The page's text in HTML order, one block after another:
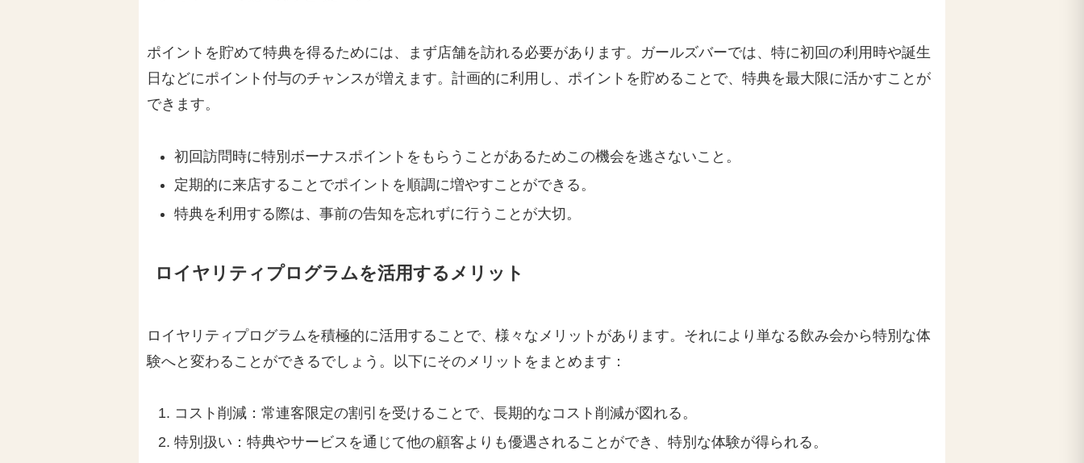
ポイントを貯めて特典を得るためには、まず店舗を訪れる必要があります。ガールズバーでは、特に初回の利用時や誕生
日などにポイント付与のチャンスが増えます。計画的に利用し、ポイントを貯めることで、特典を最大限に活かすことが
できます。
初回訪問時に特別ボーナスポイントをもらうことがあるためこの機会を逃さないこと。
定期的に来店することでポイントを順調に増やすことができる。
特典を利用する際は、事前の告知を忘れずに行うことが大切。
ロイヤリティプログラムを活用するメリット
ロイヤリティプログラムを積極的に活用することで、様々なメリットがあります。それにより単なる飲み会から特別な体
験へと変わることができるでしょう。以下にそのメリットをまとめます：
コスト削減：常連客限定の割引を受けることで、長期的なコスト削減が図れる。
特別扱い：特典やサービスを通じて他の顧客よりも優遇されることができ、特別な体験が得られる。